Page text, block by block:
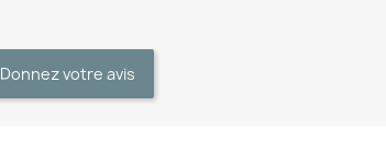
Donnez votre avis